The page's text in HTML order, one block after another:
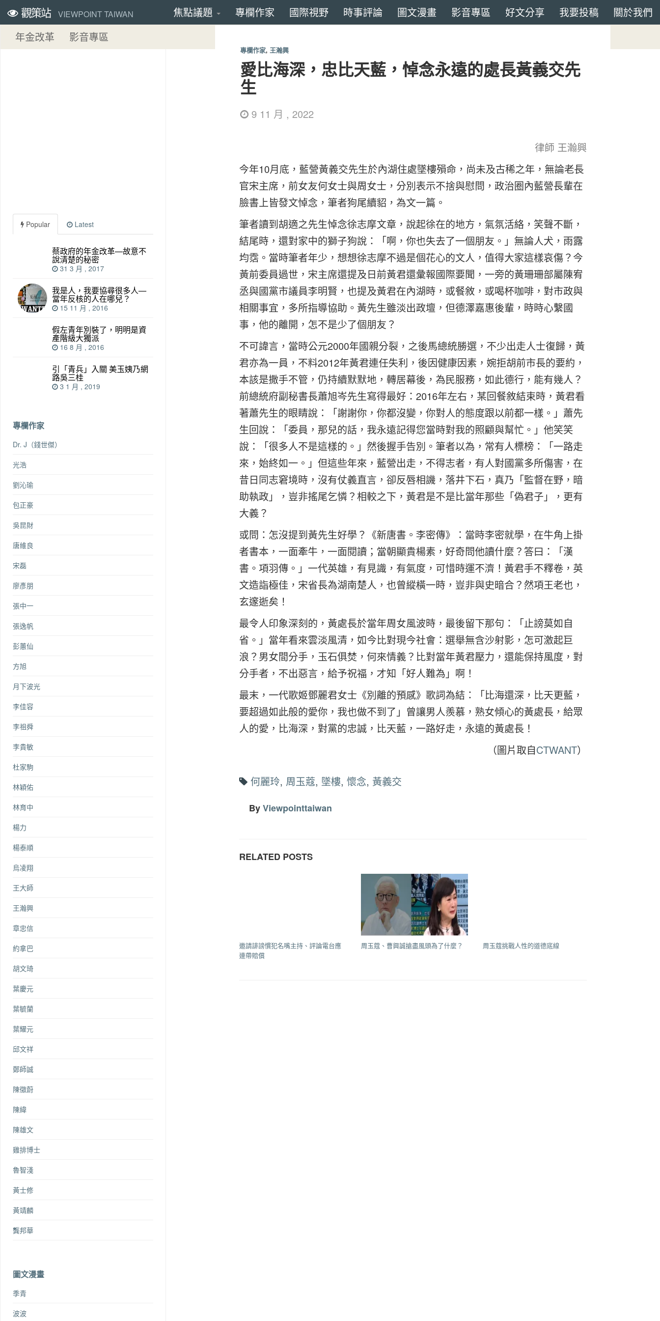
觀策站 VIEWPOINT TAIWAN 焦點議題 專欄作家 國際視野 時事評論 圖文漫畫 影音專區 好文分享 我要投稿
關於我們
年金改革
影音專區
專欄作家, 王瀚興
愛比海深，忠比天藍，悼念永遠的處長黃義交先
生
9 11 月 , 2022
律師 王瀚興
今年10月底，藍營黃義交先生於內湖住處墜樓殞命，尚未及古稀之年，無論老長
官宋主席，前女友何女士與周女士，分別表示不捨與慰問，政治圈內藍營長輩在
臉書上皆發文悼念，筆者狗尾續貂，為文一篇。
筆者讀到胡適之先生悼念徐志摩文章，說起徐在的地方，氣氛活絡，笑聲不斷，
結尾時，還對家中的獅子狗說：「啊，你也失去了一個朋友。」無論人犬，雨露
均霑。當時筆者年少，想想徐志摩不過是個花心的文人，值得大家這樣哀傷？今
黃前委員過世，宋主席還提及日前黃君還彙報國際要聞，一旁的黃珊珊部屬陳宥
丞與國黨市議員李明賢，也提及黃君在內湖時，或餐敘，或喝杯咖啡，對市政與
相關事宜，多所指導協助。黃先生雖淡出政壇，但德澤嘉惠後輩，時時心繫國
事，他的離開，怎不是少了個朋友？
不可諱言，當時公元2000年國親分裂，之後馬總統勝選，不少出走人士復歸，黃
君亦為一員，不料2012年黃君連任失利，後因健康因素，婉拒胡前市長的要約，
本該是撒手不管，仍持續默默地，轉居幕後，為民服務，如此德行，能有幾人？
前總統府副秘書長蕭旭岑先生寫得最好：2016年左右，某回餐敘結束時，黃君看
著蕭先生的眼睛說：「謝謝你，你都沒變，你對人的態度跟以前都一樣。」蕭先
生回說：「委員，那兒的話，我永遠記得您當時對我的照顧與幫忙。」他笑笑
說：「很多人不是這樣的。」然後握手告別。筆者以為，常有人標榜：「一路走
來，始終如一。」但這些年來，藍營出走，不得志者，有人對國黨多所傷害，在
昔日同志窘境時，沒有仗義直言，卻反唇相譏，落井下石，真乃「監督在野，暗
助執政」，豈非搖尾乞憐？相較之下，黃君是不是比當年那些「偽君子」，更有
大義？
或問：怎沒提到黃先生好學？《新唐書。李密傳》：當時李密就學，在牛角上掛
者書本，一面牽牛，一面閱讀；當朝顯貴楊素，好奇問他讀什麼？答曰：「漢
書。項羽傳。」一代英雄，有見識，有氣度，可惜時運不濟！黃君手不釋卷，英
文造詣極佳，宋省長為湖南楚人，也曾縱橫一時，豈非與史暗合？然項王老也，
玄邃逝矣！
最令人印象深刻的，黃處長於當年周女風波時，最後留下那句：「止謗莫如自
省。」當年看來雲淡風清，如今比對現今社會：選舉無含沙射影，怎可激起巨
浪？男女間分手，玉石俱焚，何來情義？比對當年黃君壓力，還能保持風度，對
分手者，不出惡言，給予祝福，才知「好人難為」啊！
最末，一代歌姬鄧麗君女士《別離的預感》歌詞為結：「比海還深，比天更藍，
要超過如此般的愛你，我也做不到了」曾讓男人羨慕，熟女傾心的黃處長，給眾
人的愛，比海深，對黨的忠誠，比天藍，一路好走，永遠的黃處長！
（圖片取自CTWANT）
何麗玲, 周玉蔻, 墜樓, 懷念, 黃義交
ByViewpointtaiwan
RELATED POSTS
邀請誹謗慣犯名嘴主持、評論電台應
連帶賠償
周玉蔻、曹興誠搶盡風頭為了什麼？ 周玉蔻挑戰人性的道德底線
Popular Latest
蔡政府的年金改革—故意不
說清楚的秘密
31 3 月 , 2017
我是人，我要協尋很多人—
當年反核的人在哪兒？
15 11 月 , 2016
假左青年別裝了，明明是資
產階級大獨派
16 8 月 , 2016
引「青兵」入關 美玉姨乃網
路吳三桂
3 1 月 , 2019
專欄作家
Dr. J（錢世傑）
光浩
劉沁瑜
包正豪
吳昆財
唐維良
宋磊
廖彥朋
張中一
張逸帆
彭蕙仙
方旭
月下波光
李佳容
李祖舜
李貴敏
杜家駒
林穎佑
林育中
楊力
楊泰順
烏凌翔
王大師
王瀚興
章忠信
約拿巴
胡文琦
葉慶元
葉毓蘭
葉耀元
邱文祥
鄭師誠
陳徵蔚
陳緯
陳雄文
雞排博士
魯智淺
黃士修
黃靖麟
龔邦華
圖文漫畫
季青
波波